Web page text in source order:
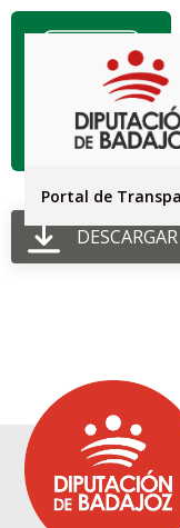
Portal de
DESCARGAR